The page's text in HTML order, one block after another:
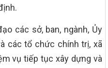
các sở, ban, ngành, Ủy
các tổ chức chính trị, xã
vụ tiếp tục xây dựng và